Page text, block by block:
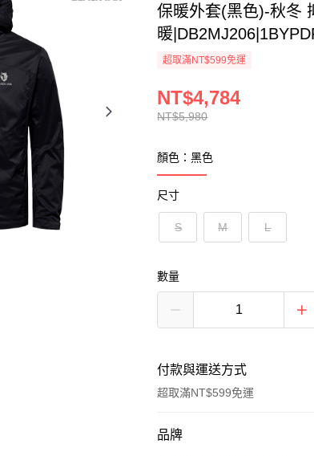
保暖外套(黑色)-秋冬
暖
超取滿NT$599免運
NT$5,980
NT$4,784
顏色：黑色
尺寸
S M L
數量
付款與運送方式
超取滿NT$599免運
付款方式
品牌